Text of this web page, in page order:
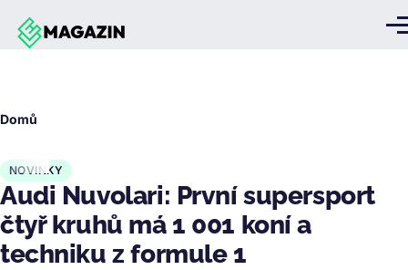
Přejít k hlavnímu obsahu
Domů
NOVINKY
Audi Nuvolari: První supersport
čtyř kruhů má 1 001 koní a
techniku z formule 1